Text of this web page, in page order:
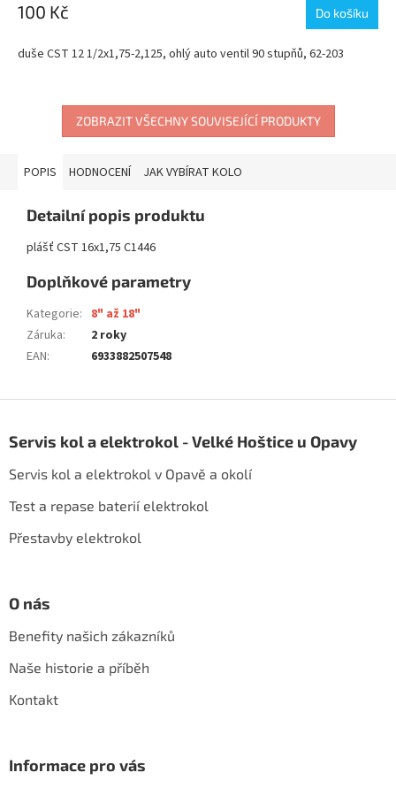
100 Kč Do košíku
duše CST 12 1/2x1,75-2,125, ohlý auto ventil 90 stupňů, 62-203
ZOBRAZIT VŠECHNY SOUVISEJÍCÍ PRODUKTY
POPIS HODNOCENÍ JAK VYBÍRAT KOLO
Detailní popis produktu
plášť CST 16x1,75 C1446
Doplňkové parametry
Kategorie: 8" až 18"
Záruka:
2 roky
EAN: 6933882507548
pServis kol a elektrokol - Velké Hoštice u Opavy
Servis kol a elektrokol v Opavě a okolí
Test a repase baterií elektrokol
Přestavby elektrokol
O nás
Benefity našich zákazníků
Naše historie a příběh
Kontakt
Informace pro vás